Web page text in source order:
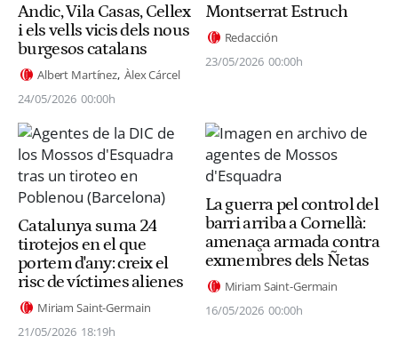
Andic, Vila Casas, Cellex
i els vells vicis dels nous
burgesos catalans
Albert Martínez Àlex Cárcel
24/05/2026 00:00h
Montserrat Estruch
Redacción
23/05/2026 00:00h
Catalunya suma 24
tirotejos en el que
portem d'any: creix el
risc de víctimes alienes
Miriam Saint-Germain
21/05/2026 18:19h
La guerra pel control del
barri arriba a Cornellà:
amenaça armada contra
exmembres dels Ñetas
Miriam Saint-Germain
16/05/2026 00:00h